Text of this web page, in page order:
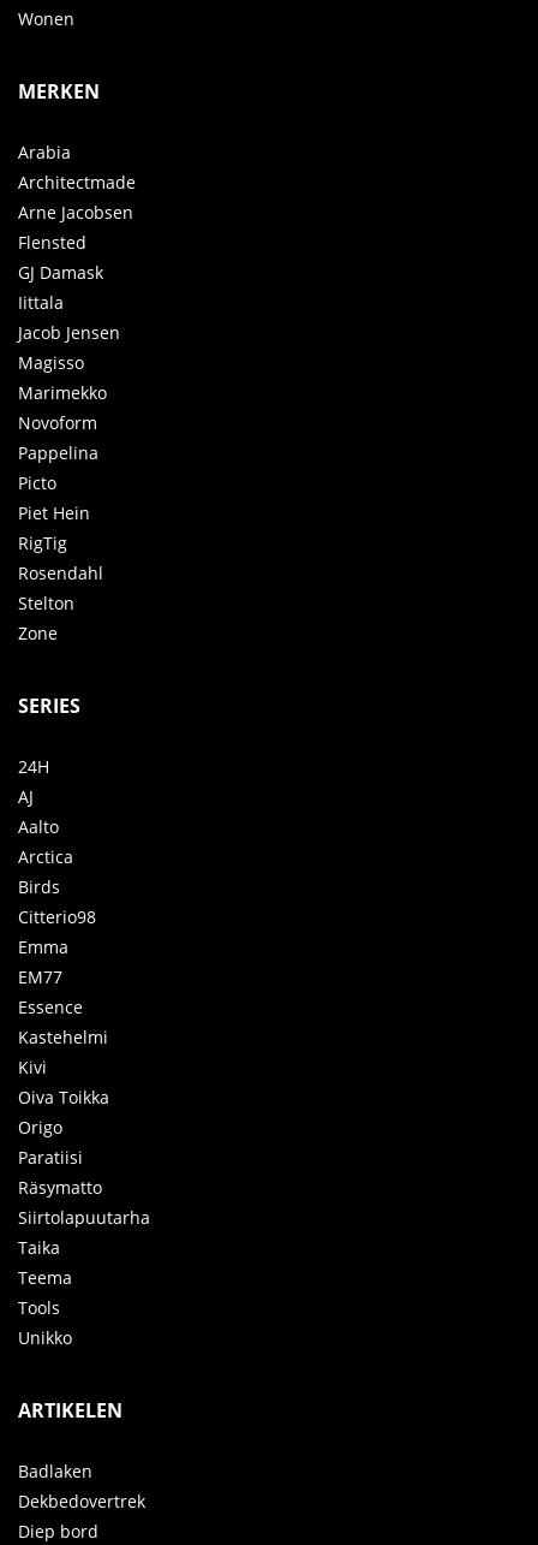
Wonen
MERKEN
Arabia
Architectmade
Arne Jacobsen
Flensted
GJ Damask
Iittala
Jacob Jensen
Magisso
Marimekko
Novoform
Pappelina
Picto
Piet Hein
RigTig
Rosendahl
Stelton
Zone
SERIES
24H
AJ
Aalto
Arctica
Birds
Citterio98
Emma
EM77
Essence
Kastehelmi
Kivi
Oiva Toikka
Origo
Paratiisi
Räsymatto
Siirtolapuutarha
Taika
Teema
Tools
Unikko
ARTIKELEN
Badlaken
Dekbedovertrek
Diep bord